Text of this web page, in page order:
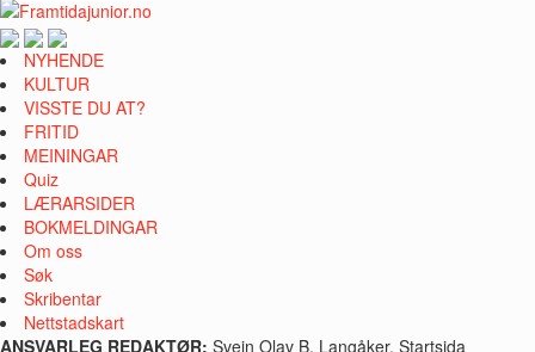
NYHENDE
KULTUR
VISSTE DU AT?
FRITID
MEININGAR
Quiz
LÆRARSIDER
BOKMELDINGAR
Om oss
Søk
Skribentar
Nettstadskart
ANSVARLEG REDAKTØR: Svein Olav B. Langåker, Startsida